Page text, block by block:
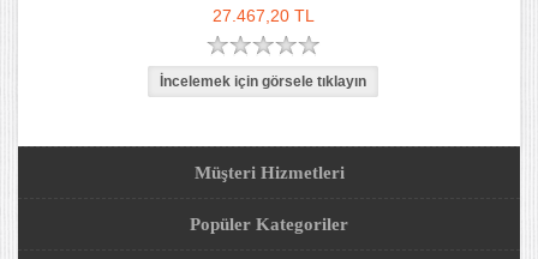
27.467,20 TL
Müşteri Hizmetleri
Popüler Kategoriler